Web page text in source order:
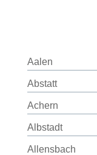
Aalen
Abstatt
Achern
Albstadt
Allensbach